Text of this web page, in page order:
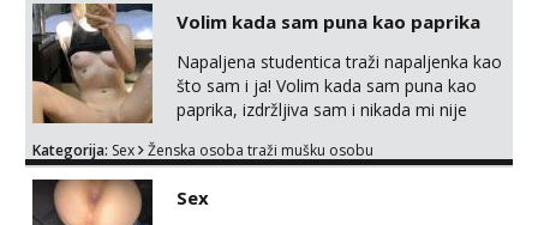
Volim kada sam puna kao paprika
Napaljena studentica traži napaljenka kao
što sam i ja! Volim kada sam puna kao
paprika, izdržljiva sam i nikada mi nije
dnevno bilo kad i bilo gdje zato se javi što
nadji me tamo, cekam te!
Kategorija: Sex Ženska osoba traži mušku osobu
Sex